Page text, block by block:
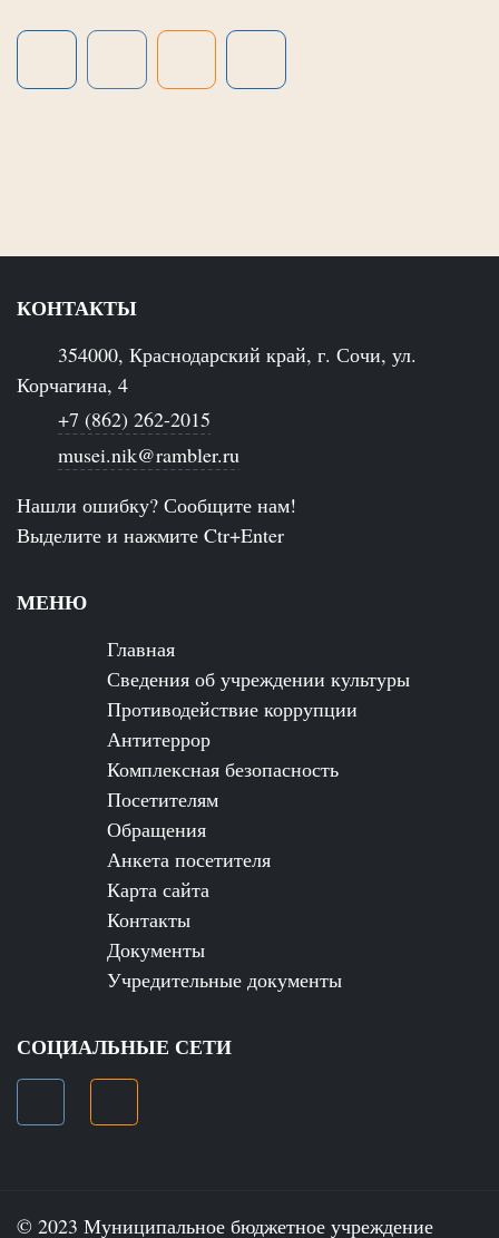
КОНТАКТЫ
354000, Краснодарский край, г. Сочи, ул.
Корчагина, 4
+7 (862) 262-2015
musei.nik@rambler.ru
Нашли ошибку? Сообщите нам!
Выделите и нажмите Ctr+Enter
МЕНЮ
Главная
Сведения об учреждении культуры
Противодействие коррупции
Антитеррор
Комплексная безопасность
Посетителям
Обращения
Анкета посетителя
Карта сайта
Контакты
Документы
Учредительные документы
СОЦИАЛЬНЫЕ СЕТИ
© 2023 Муниципальное бюджетное учреждение